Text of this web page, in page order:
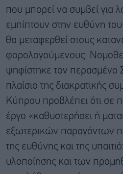
που μπορεί να συμβεί για
εμπίπτουν στην ευθύνη
θα μεταφερθεί στους
φορολογούμενους.
ψηφίστηκε τον περασμένο
πλαίσιο της διακρατικής
Κύπρου προβλέπει ότι σε
έργο «καθυστερήσει ή
εξωτερικών παραγόντων
της ευθύνης και της
υλοποίησης και των